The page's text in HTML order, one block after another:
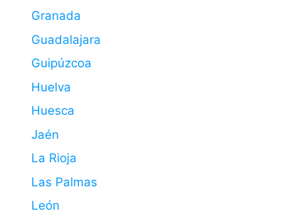
Granada
Guadalajara
Guipúzcoa
Huelva
Huesca
Jaén
La Rioja
Las Palmas
León